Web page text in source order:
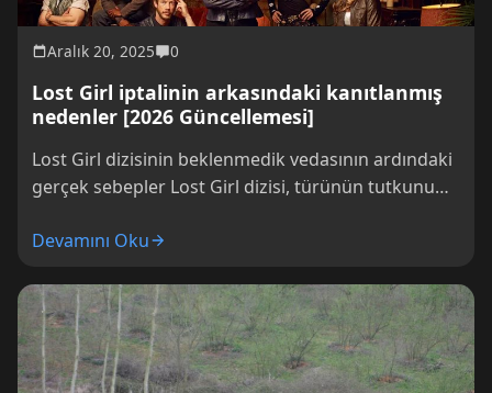
Aralık 20, 2025 0
Lost Girl iptalinin arkasındaki kanıtlanmış
nedenler [2026 Güncellemesi]
Lost Girl dizisinin beklenmedik vedasının ardındaki
gerçek sebepler Lost Girl dizisi, türünün tutkunu
iptal edildiğinde,...
Devamını Oku